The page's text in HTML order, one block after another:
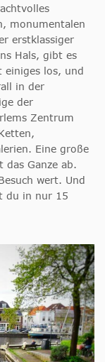
monumentalen
erstklassiger
Hals, gibt es
einiges los, und
in der
der
Zentrum
Eine große
das Ganze ab.
wert. Und
du in nur 15